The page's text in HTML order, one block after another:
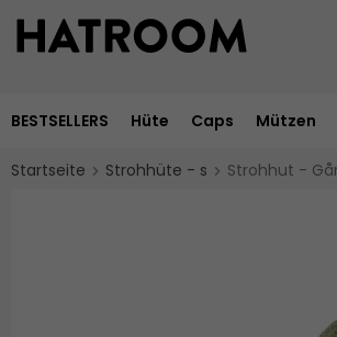
BESTSELLERS Hüte Caps Mützen
Startseite Strohhüte - s Strohhut -